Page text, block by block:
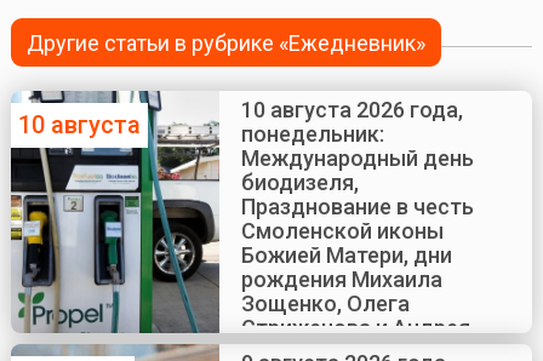
Другие статьи в рубрике «Ежедневник»
10 августа
10 августа 2026 года,
понедельник:
Международный день
биодизеля,
Празднование в честь
Смоленской иконы
Божией Матери, дни
рождения Михаила
Зощенко, Олега
Стриженова и Андрея
Краско